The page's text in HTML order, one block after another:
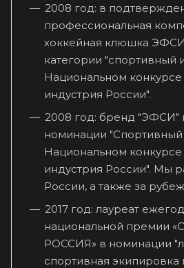
2008 год: в
профессиональная
хоккейная клюшка
категории "спортивный
Национальном
индустрия России".
2008 год: бренд "ЭФСИ"
номинации
Национальном
индустрия России". Мы
России, а также за
2017 год: лауреат
национальной премии
РОССИЯ» в номинации
спортивная экипировка